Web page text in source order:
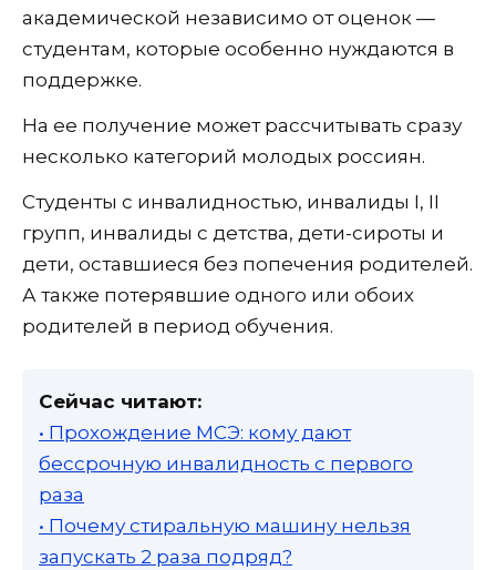
академической независимо от оценок —
студентам, которые особенно нуждаются в
поддержке.
На ее получение может рассчитывать сразу
несколько категорий молодых россиян.
Студенты с инвалидностью, инвалиды I, II
групп, инвалиды с детства, дети-сироты и
дети, оставшиеся без попечения родителей.
А также потерявшие одного или обоих
родителей в период обучения.
Сейчас читают:
• Прохождение МСЭ: кому дают
бессрочную инвалидность с первого
раза
• Почему стиральную машину нельзя
запускать 2 раза подряд?